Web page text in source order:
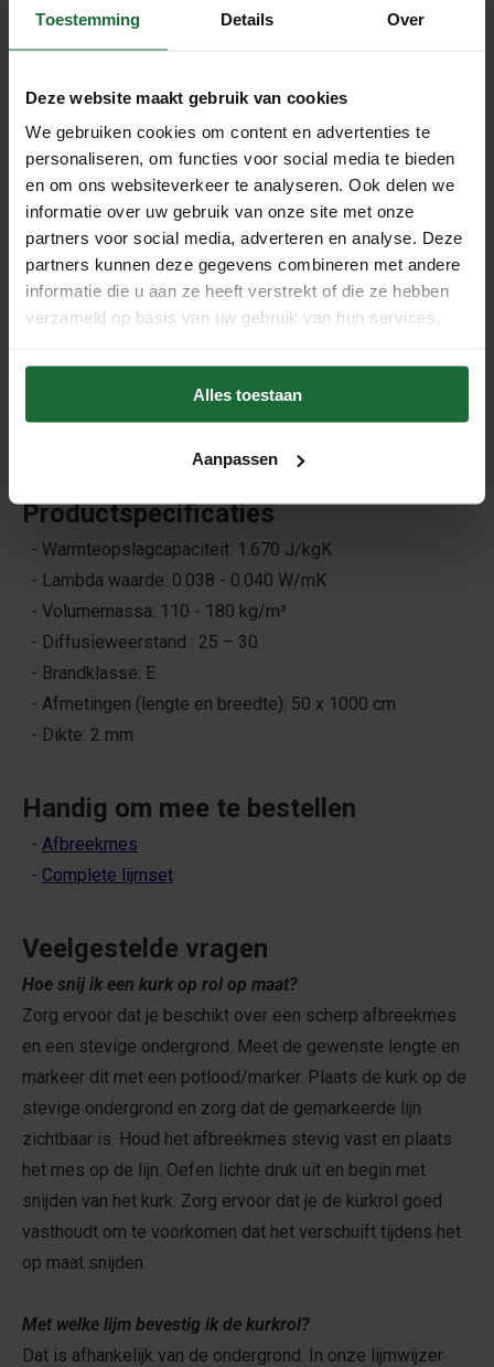
Toestemming Details Over
Deze website maakt gebruik van cookies
We gebruiken cookies om content en advertenties te
personaliseren, om functies voor social media te bieden
en om ons websiteverkeer te analyseren. Ook delen we
informatie over uw gebruik van onze site met onze
partners voor social media, adverteren en analyse. Deze
partners kunnen deze gegevens combineren met andere
informatie die u aan ze heeft verstrekt of die ze hebben
verzameld op basis van uw gebruik van hun services.
Alles toestaan
Aanpassen
gebouw wordt verbeterd en de energiekosten worden
verlaagd. Tevens heeft kurk ook uitstekende akoestische
isolatie-eigenschappen, omdat het geluidsgolven kan
absorberen en dempen. Dit maakt het een populaire keuze
voor gebruik als ondervloer en voor bijvoorbeeld
modelbouw.
Kurkrollen zijn veelzijdig en kunnen worden gebruikt voor
verschillende isolatietoepassingen in gebouwen zoals
Productspecificaties
- Warmteopslagcapaciteit: 1.670 J/kgK
- Lambda waarde: 0.038 - 0.040 W/mK
- Volumemassa: 110 - 180 kg/m³
- Diffusieweerstand : 25 – 30
- Brandklasse: E
- Afmetingen (lengte en breedte): 50 x 1000 cm
- Dikte: 2 mm
Handig om mee te bestellen
- Afbreekmes
- Complete lijmset
Veelgestelde vragen
Hoe snij ik een kurk op rol op maat?
Zorg ervoor dat je beschikt over een scherp afbreekmes
en een stevige ondergrond. Meet de gewenste lengte en
markeer dit met een potlood/marker. Plaats de kurk op de
stevige ondergrond en zorg dat de gemarkeerde lijn
zichtbaar is. Houd het afbreekmes stevig vast en plaats
het mes op de lijn. Oefen lichte druk uit en begin met
snijden van het kurk. Zorg ervoor dat je de kurkrol goed
vasthoudt om te voorkomen dat het verschuift tijdens het
op maat snijden.
Met welke lijm bevestig ik de kurkrol?
Dat is afhankelijk van de ondergrond. In onze lijmwijzer